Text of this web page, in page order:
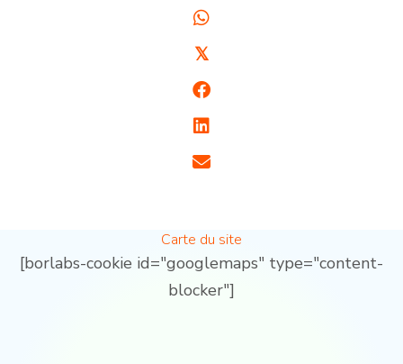
𝕏
Carte du site
[borlabs-cookie id="googlemaps" type="content-
blocker"]